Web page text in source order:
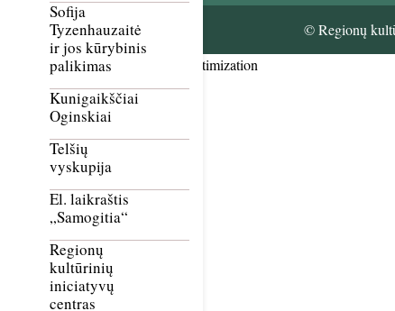
Sofija
Tyzenhauzaitė
ir jos kūrybinis
palikimas
Kunigaikščiai
Oginskiai
Telšių
vyskupija
El. laikraštis
„Samogitia“
Regionų
kultūrinių
iniciatyvų
centras
© Regionų
Smush Image Compression and Optimization